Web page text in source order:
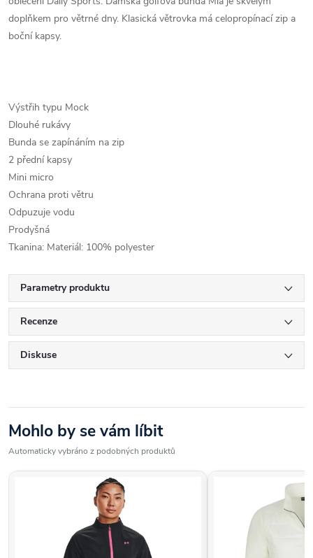
doplňkem pro větrné dny. Klasická větrovka má celopropínací zip a
boční kapsy.
Výstřih typu Mock
Dlouhé rukávy
Bunda se zapínáním na zip
2 přední kapsy
Mini micro
Ochrana proti větru
Odpuzuje vodu
Prodyšná
Tkanina: Materiál: 100% polyester
Parametry produktu
Recenze
Diskuse
Mohlo by se vám líbit
Automaticky vybráno z podobných produktů